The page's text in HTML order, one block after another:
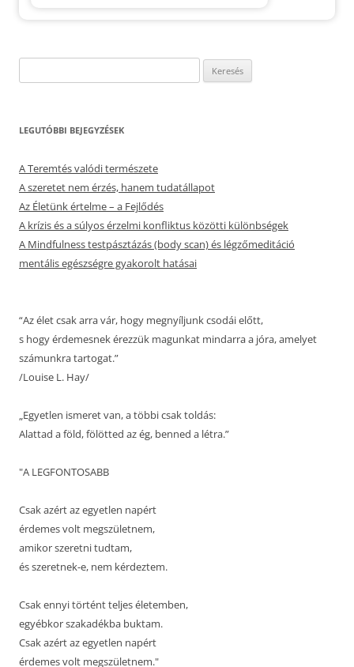
LEGUTÓBBI BEJEGYZÉSEK
A Teremtés valódi természete
A szeretet nem érzés, hanem tudatállapot
Az Életünk értelme – a Fejlődés
A krízis és a súlyos érzelmi konfliktus közötti különbségek
A Mindfulness testpásztázás (body scan) és légzőmeditáció
mentális egészségre gyakorolt hatásai
“Az élet csak arra vár, hogy megnyíljunk csodái előtt,
s hogy érdemesnek érezzük magunkat mindarra a jóra, amelyet
számunkra tartogat.”
/Louise L. Hay/
„Egyetlen ismeret van, a többi csak toldás:
Alattad a föld, fölötted az ég, benned a létra.”
"A LEGFONTOSABB
Csak azért az egyetlen napért
érdemes volt megszületnem,
amikor szeretni tudtam,
és szeretnek-e, nem kérdeztem.
Csak ennyi történt teljes életemben,
egyébkor szakadékba buktam.
Csak azért az egyetlen napért
érdemes volt megszületnem."